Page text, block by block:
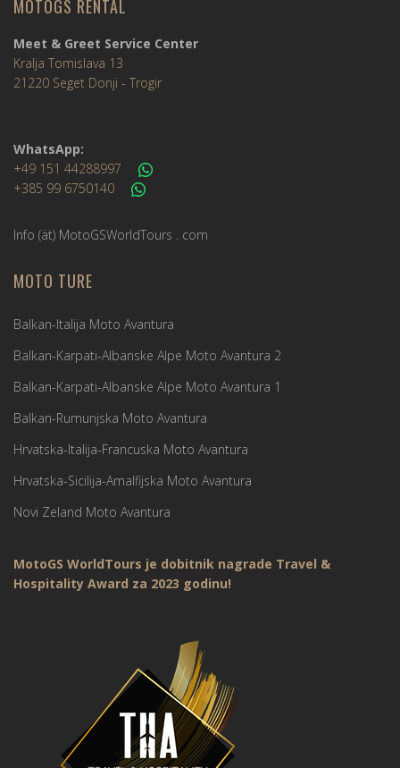
MOTOGS RENTAL
Meet & Greet Service Center
Kralja Tomislava 13
21220 Seget Donji - Trogir
WhatsApp:
+49 151 44288997
+385 99 6750140
Info (ät) MotoGSWorldTours . com
MOTO TURE
Balkan-Italija Moto Avantura
Balkan-Karpati-Albanske Alpe Moto Avantura 2
Balkan-Karpati-Albanske Alpe Moto Avantura 1
Balkan-Rumunjska Moto Avantura
Hrvatska-Italija-Francuska Moto Avantura
Hrvatska-Sicilija-Amalfijska Moto Avantura
Novi Zeland Moto Avantura
MotoGS WorldTours je dobitnik nagrade Travel &
Hospitality Award za 2023 godinu!